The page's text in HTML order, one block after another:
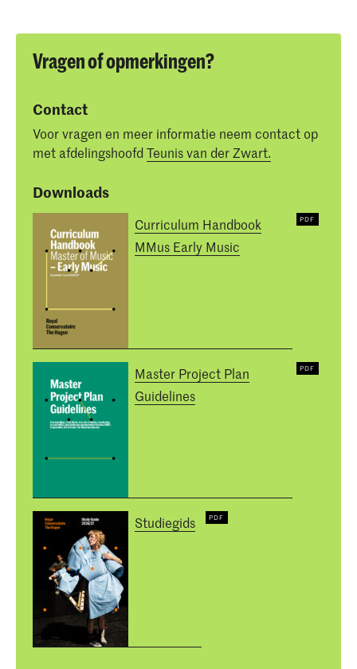
Vragen of opmerkingen?
Contact
Voor vragen en meer informatie neem contact op
met afdelingshoofdTeunis van der Zwart.
Downloads
Curriculum Handbook
MMus Early Music
Master Project Plan
Guidelines
Studiegids